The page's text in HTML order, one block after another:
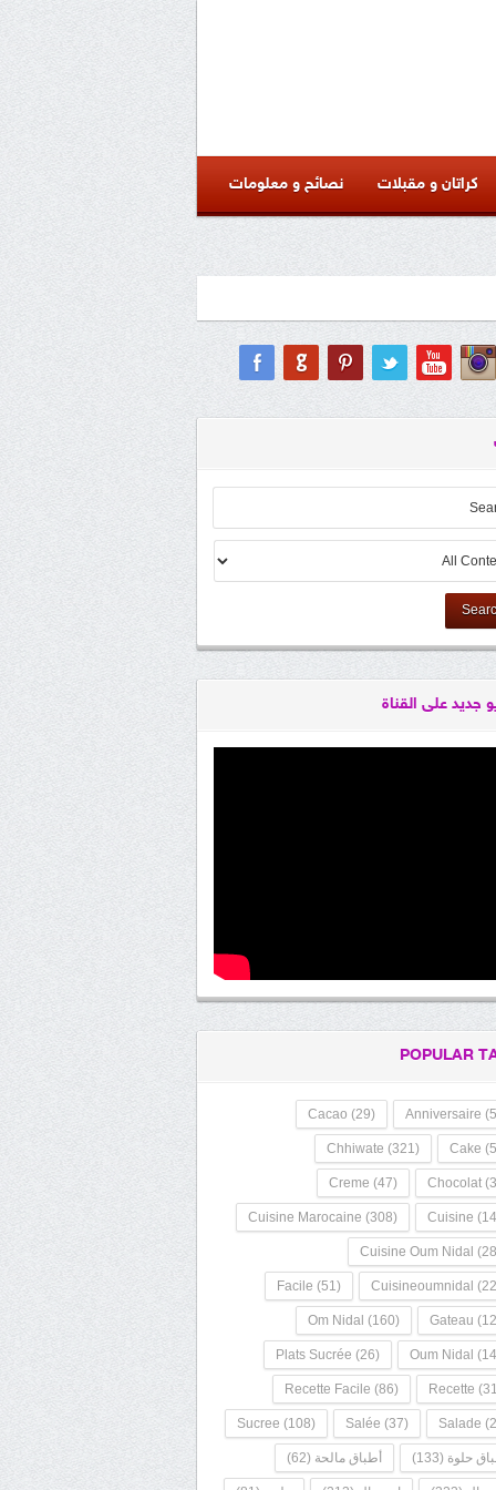
كراتان و مقبلات نصائح و معلومات
جديد على القناة
POPULAR
Anniversaire
Cacao (29)
Cake
Chhiwate (321)
Chocolat
Creme (47)
Cuisine
Cuisine Marocaine (308)
Cuisine Oum Nidal
Cuisineoumnidal
Facile (51)
Gateau
Om Nidal (160)
Oum Nidal
Plats Sucrée (26)
Recette
Recette Facile (86)
Salade
Salée (37)
Sucree (108)
حلوة (133) أطباق مالحة (62)